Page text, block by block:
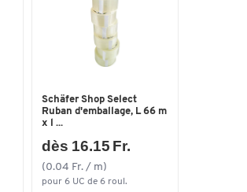
Schäfer Shop Select
Ruban d'emballage, L 66 m
x l ...
dès 16.15 Fr.
(0.04 Fr. / m)
pour 6 UC de 6 roul.